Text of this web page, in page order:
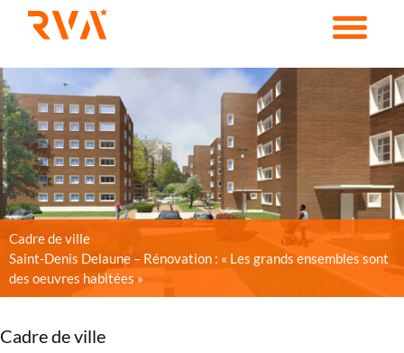
Passer
Cadre de ville
Saint-Denis Delaune – Rénovation : « Les grands ensembles sont
des oeuvres habitées »
Cadre de ville